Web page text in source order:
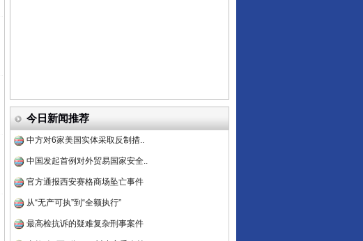
今日新闻推荐
四川省公安厅征集新型黑恶违法..
中方对6家美国实体采取反制措..
中国发起首例对外贸易国家安全..
官方通报西安赛格商场坠亡事件
从“无产可执”到“全额执行”
最高检抗诉的疑难复杂刑事案件
事故致5死1伤，四川省安委会挂..